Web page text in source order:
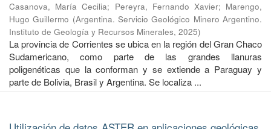
Casanova, María Cecilia; Pereyra, Fernando Xavier; Marengo,
Hugo Guillermo (Argentina. Servicio Geológico Minero Argentino.
Instituto de Geología y Recursos Minerales, 2025)
La provincia de Corrientes se ubica en la región del Gran Chaco
Sudamericano, como parte de las grandes llanuras
poligenéticas que la conforman y se extiende a Paraguay y
parte de Bolivia, Brasil y Argentina. Se localiza ...